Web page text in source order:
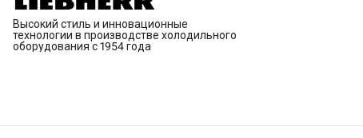
Высокий стиль и инновационные
технологии в производстве холодильного
оборудования с 1954 года